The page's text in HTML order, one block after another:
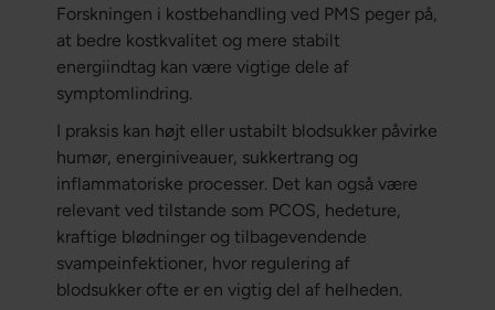
Forskningen i kostbehandling ved PMS peger på,
at bedre kostkvalitet og mere stabilt
energiindtag kan være vigtige dele af
symptomlindring.
I praksis kan højt eller ustabilt blodsukker påvirke
humør, energiniveauer, sukkertrang og
inflammatoriske processer. Det kan også være
relevant ved tilstande som PCOS, hedeture,
kraftige blødninger og tilbagevendende
svampeinfektioner, hvor regulering af
blodsukker ofte er en vigtig del af helheden.